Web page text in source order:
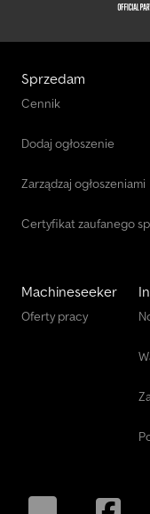
Sprzedam
Cennik
Dodaj ogłoszenie
Zarządzaj ogłoszeniami
Certyfikat zaufanego
Machineseeker
Oferty pracy